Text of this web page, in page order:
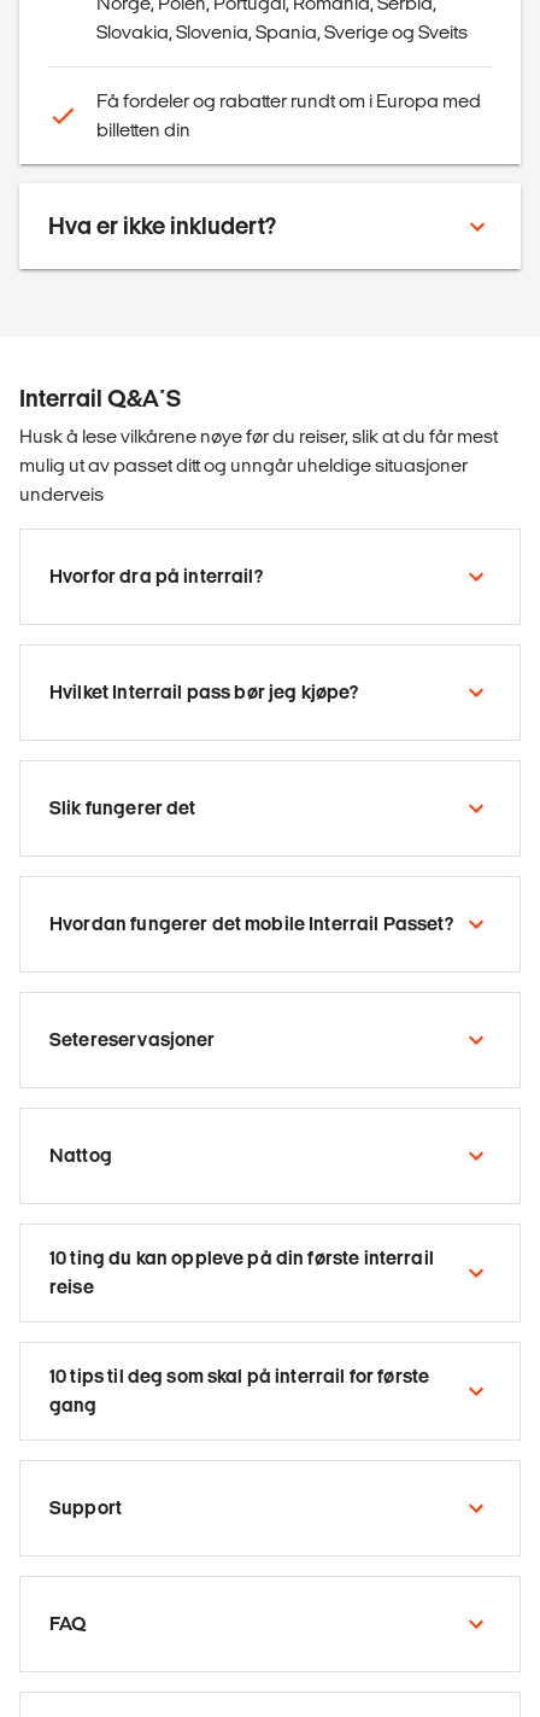
Slovakia, Slovenia, Spania, Sverige og Sveits
Få fordeler og rabatter rundt om i Europa med
billetten din
Hva er ikke inkludert?
Interrail Q&A´s
Husk å lese vilkårene nøye før du reiser, slik at du får mest
mulig ut av passet ditt og unngår uheldige situasjoner
underveis
Hvorfor dra på interrail?
Hvilket Interrail pass bør jeg kjøpe?
Slik fungerer det
Hvordan fungerer det mobile Interrail Passet?
Setereservasjoner
Nattog
10 ting du kan oppleve på din første interrail
reise
10 tips til deg som skal på interrail for første
gang
Support
FAQ